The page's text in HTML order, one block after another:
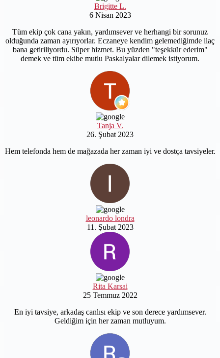
Brigitte L.
6 Nisan 2023
Tüm ekip çok cana yakın, yardımsever ve herhangi bir sorunuz
olduğunda zaman ayırıyorlar. Eczaneye kendim gelemediğimde ilaç
bana getiriliyordu. Süper hizmet. Bu yüzden "teşekkür ederim"
demek ve tüm ekibe mutlu Paskalyalar dilemek istiyorum.
Tanja V.
26. Şubat 2023
Hem telefonda hem de mağazada her zaman iyi ve dostça tavsiyeler.
leonardo londra
11. Şubat 2023
Rita Karsai
25 Temmuz 2022
En iyi tavsiye, arkadaş canlısı ekip ve son derece yardımsever.
Geldiğim için her zaman mutluyum.